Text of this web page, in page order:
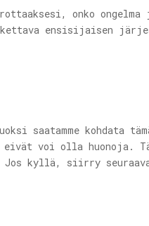
onko
ensisijaisen
saatamme kohdata
voi olla huonoja.
kyllä, siirry